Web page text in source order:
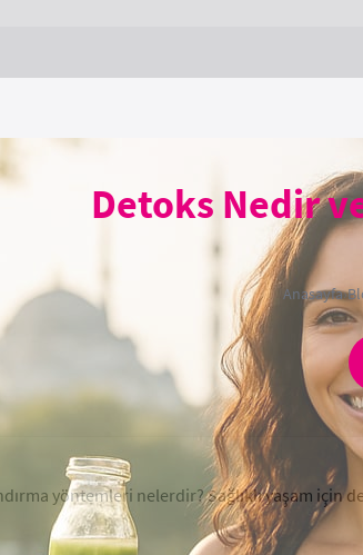
Detoks Nedir
Anasayfa›
yöntemleri nelerdir? Sağlıklı yaşam